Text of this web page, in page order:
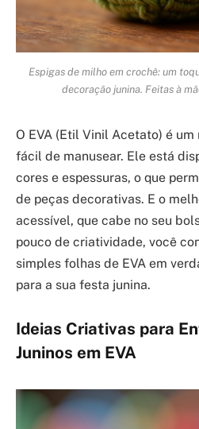
Espigas de milho em crochê: um
decoração junina. Feitas à
O EVA (Etil Vinil Acetato) é
fácil de manusear. Ele está
cores e espessuras, o que
de peças decorativas. E o
acessível, que cabe no seu
pouco de criatividade, você
simples folhas de EVA em
para a sua festa junina.
Ideias Criativas para
Juninos em EVA